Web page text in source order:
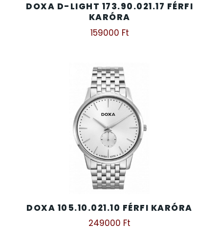
DOXA D-LIGHT 173.90.021.17 FÉRFI
KARÓRA
159000 Ft
DOXA 105.10.021.10 FÉRFI KARÓRA
249000 Ft